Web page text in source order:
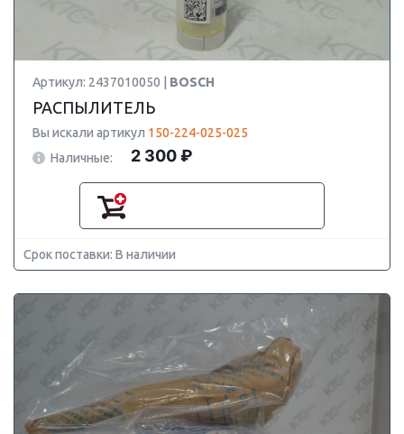
Артикул: 2437010050 | BOSCH
РАСПЫЛИТЕЛЬ
Вы искали артикул 150-224-025-025
Наличные:
2 300 ₽
Срок поставки: В наличии